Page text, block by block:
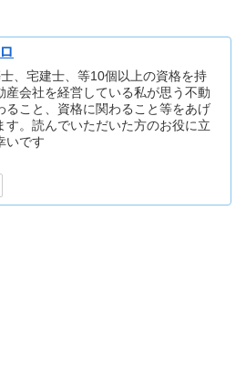
、宅建士、等10個以上の資格を持
産会社を経営している私が思う不動
ること、資格に関わること等をあげ
す。読んでいただいた方のお役に立
いです